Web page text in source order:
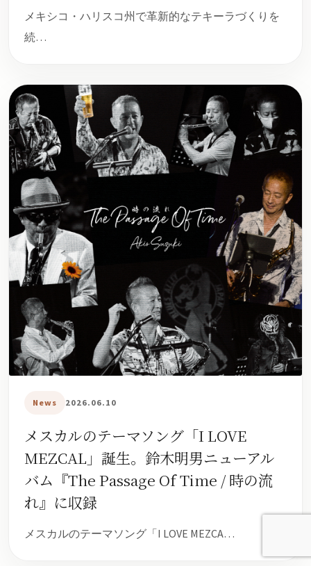
メキシコ・ハリスコ州で革新的なテキーラづくりを
続…
News 2026.06.10
メスカルのテーマソング「I LOVE
MEZCAL」誕生。鈴木明男ニューアル
バム『The Passage Of Time / 時の流
れ』に収録
メスカルのテーマソング「I LOVE MEZCA…